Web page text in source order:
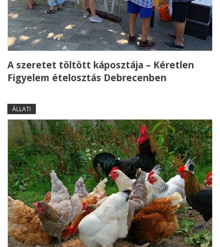
A szeretet töltött káposztája – Kéretlen
Figyelem ételosztás Debrecenben
ÁLLATI